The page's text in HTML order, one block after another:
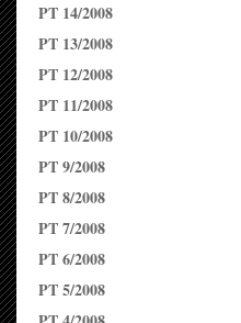
PT 14/2008
PT 13/2008
PT 12/2008
PT 11/2008
PT 10/2008
PT 9/2008
PT 8/2008
PT 7/2008
PT 6/2008
PT 5/2008